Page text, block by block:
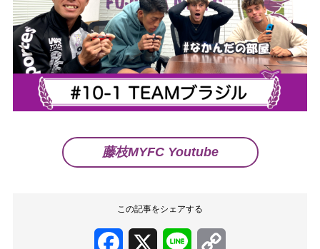
藤枝MYFC Youtube
この記事をシェアする
Facebook Line